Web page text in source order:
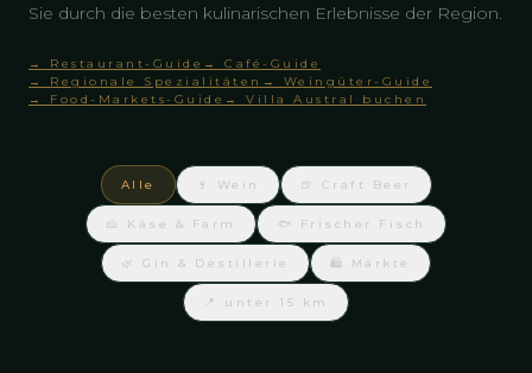
Sie durch die besten kulinarischen Erlebnisse der Region.
→ Restaurant-Guide → Café-Guide
→ Regionale Spezialitäten → Weingüter-Guide
→ Food-Markets-Guide → Villa Austral buchen
Alle 🍷 Wein 🍺 Craft Beer
🧀 Käse & Farm 🐟 Frischer Fisch
🌿 Gin & Destillerie 🛍 Märkte
📍 unter 15 km